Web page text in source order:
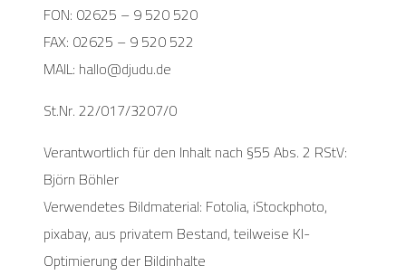
FON: 02625 – 9 520 520
FAX: 02625 – 9 520 522
MAIL: hallo@djudu.de
St.Nr. 22/017/3207/0
Verantwortlich für den Inhalt nach §55 Abs. 2 RStV:
Björn Böhler
Verwendetes Bildmaterial: Fotolia, iStockphoto,
pixabay, aus privatem Bestand, teilweise KI-
Optimierung der Bildinhalte